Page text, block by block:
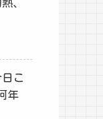
、
こ
年